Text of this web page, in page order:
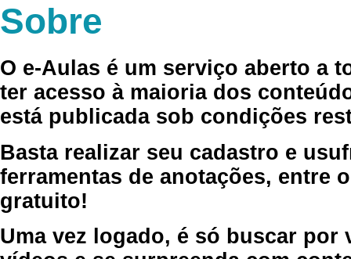
Sobre
O e-Aulas é um serviço aberto a
ter acesso à maioria dos
está publicada sob condições
Basta realizar seu cadastro e
ferramentas de anotações, entre
gratuito!
Uma vez logado, é só buscar por